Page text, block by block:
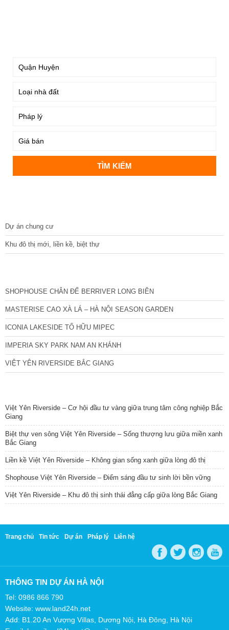
Dự án chung cư
Khu đô thị mới, liền kề, biệt thự
SHOPHOUSE CHÂN ĐẾ BERRIVER LONG BIÊN
MASTERISE CAO XÀ LÁ – HÀ NỘI SEASON GARDEN
ICONIA LAKESIDE TỐ HỮU MIPEC
IMPERIA SKY PARK NAM AN KHÁNH
VIỆT YÊN RIVERSIDE BẮC GIANG
Việt Yên Riverside – Cơ hội đầu tư vàng giữa trung tâm công nghiệp Bắc
Giang
Biệt thự ven sông Việt Yên Riverside – Sống thượng lưu giữa miền xanh
Bắc Giang
Liền kề Việt Yên Riverside – Không gian sống xanh giữa lòng đô thị
Shophouse Việt Yên Riverside – Điểm sáng đầu tư sinh lời bền vững
Việt Yên Riverside – Khu đô thị sinh thái đẳng cấp giữa lòng Bắc Giang
Trang chủ Tin tức Dự án Pháp lý Liên hệ
THÔNG TIN DỰ ÁN HÀ NỘI
Tel: 0986 866 790
Website: www.land24h.net
Add: B1.20 An Vượng Villas, Dương Nội, Hà Đông, Hà Nội